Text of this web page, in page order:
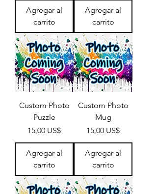
Agregar al
carrito
Agregar al
carrito
Custom Photo
Puzzle
Precio
15,00 US$
Agregar al
carrito
Custom Photo
Mug
Precio
15,00 US$
Agregar al
carrito